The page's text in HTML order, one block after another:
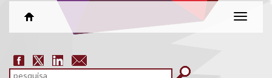
Alterar
Formulário de pesquisa
pesquisar